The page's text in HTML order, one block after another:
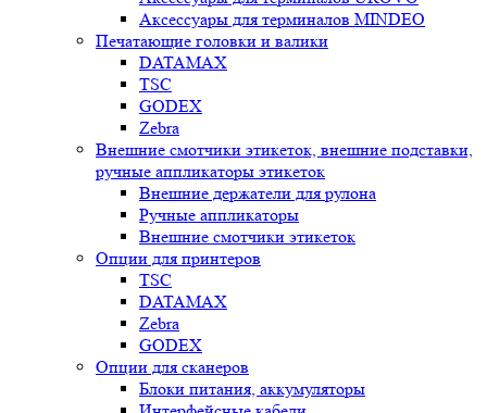
Аксессуары для терминалов MINDEO
Печатающие головки и валики
DATAMAX
TSC
GODEX
Zebra
Внешние смотчики этикеток, внешние подставки,
ручные аппликаторы этикеток
Внешние держатели для рулона
Ручные аппликаторы
Внешние смотчики этикеток
Опции для принтеров
TSC
DATAMAX
Zebra
GODEX
Опции для сканеров
Блоки питания, аккумуляторы